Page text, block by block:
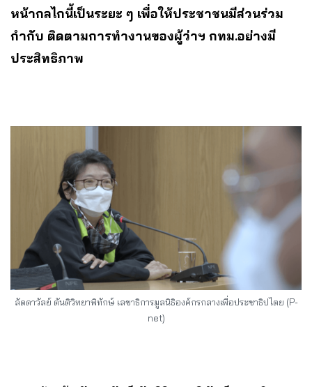
หน้ากลไกนี้เป็นระยะ ๆ เพื่อให้ประชาชนมีส่วนร่วม
กำกับ ติดตามการทำงานของผู้ว่าฯ กทม.อย่างมี
ประสิทธิภาพ
ลัดดาวัลย์ ตันติวิทยาพิทักษ์ เลขาธิการมูลนิธิองค์กรกลางเพื่อประชาธิปไตย (P-
net)